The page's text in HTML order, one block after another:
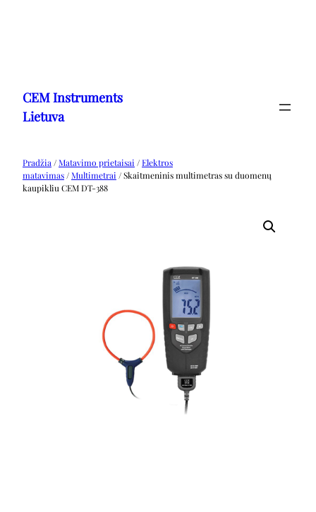
turinio
CEM Instruments
Lietuva
Pradžia /Matavimo prietaisai /Elektros
matavimas /Multimetrai / Skaitmeninis multimetras su duomenų
kaupikliu CEM DT-388